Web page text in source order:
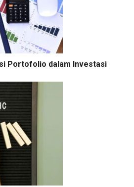
Portofolio dalam Investasi